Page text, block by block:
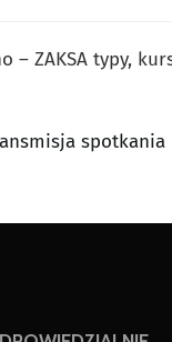
– ZAKSA typy,
spotkania